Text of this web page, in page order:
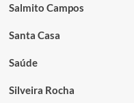
Salmito Campos
Santa Casa
Saúde
Silveira Rocha